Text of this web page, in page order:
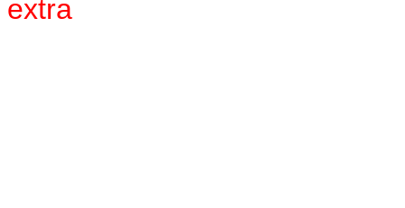
extra